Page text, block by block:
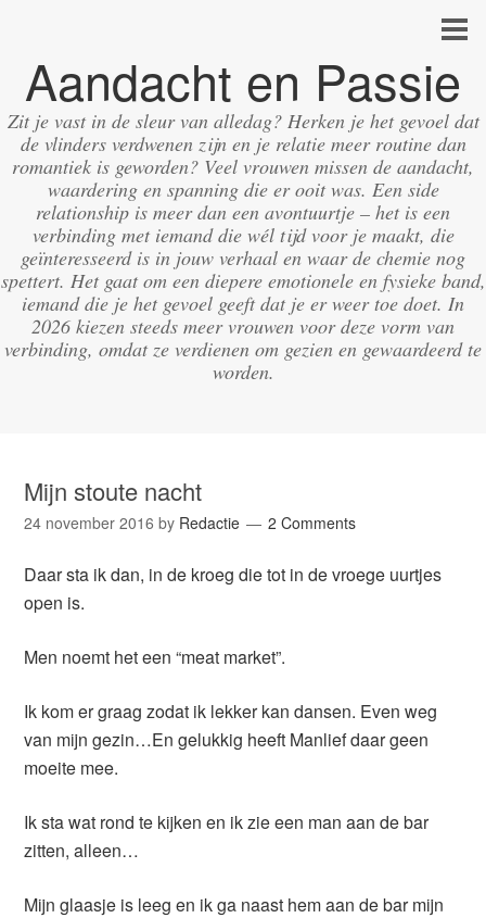
Aandacht en Passie
Zit je vast in de sleur van alledag? Herken je het gevoel dat
de vlinders verdwenen zijn en je relatie meer routine dan
romantiek is geworden? Veel vrouwen missen de aandacht,
waardering en spanning die er ooit was. Een side
relationship is meer dan een avontuurtje – het is een
verbinding met iemand die wél tijd voor je maakt, die
geïnteresseerd is in jouw verhaal en waar de chemie nog
spettert. Het gaat om een diepere emotionele en fysieke band,
iemand die je het gevoel geeft dat je er weer toe doet. In
2026 kiezen steeds meer vrouwen voor deze vorm van
verbinding, omdat ze verdienen om gezien en gewaardeerd te
worden.
Mijn stoute nacht
24 november 2016 by Redactie 2 Comments
Daar sta ik dan, in de kroeg die tot in de vroege uurtjes
open is.
Men noemt het een “meat market”.
Ik kom er graag zodat ik lekker kan dansen. Even weg
van mijn gezin…En gelukkig heeft Manlief daar geen
moeite mee.
Ik sta wat rond te kijken en ik zie een man aan de bar
zitten, alleen…
Mijn glaasje is leeg en ik ga naast hem aan de bar mijn